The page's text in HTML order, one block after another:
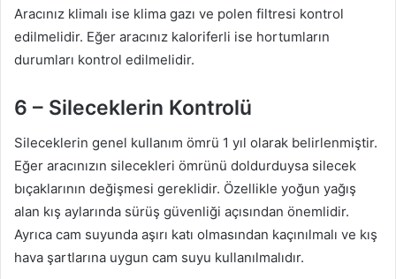
Aracınız klimalı ise klima gazı ve polen filtresi kontrol
edilmelidir. Eğer aracınız kaloriferli ise hortumların
durumları kontrol edilmelidir.
6 – Sileceklerin Kontrolü
Sileceklerin genel kullanım ömrü 1 yıl olarak belirlenmiştir.
Eğer aracınızın silecekleri ömrünü doldurduysa silecek
bıçaklarının değişmesi gereklidir. Özellikle yoğun yağış
alan kış aylarında sürüş güvenliği açısından önemlidir.
Ayrıca cam suyunda aşırı katı olmasından kaçınılmalı ve kış
hava şartlarına uygun cam suyu kullanılmalıdır.